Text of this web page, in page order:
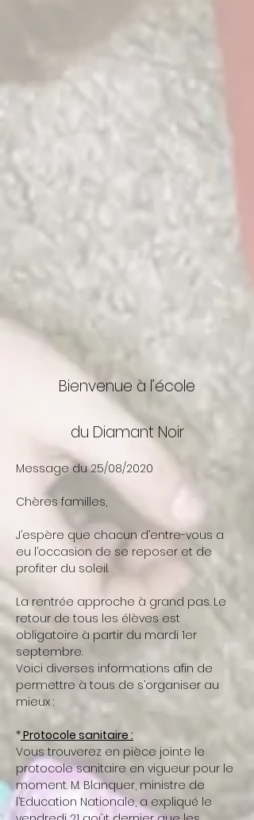
Bienvenue à l’école
du Diamant Noir
Message du 25/08/2020
Chères familles,
J’espère que chacun d’entre-vous a
eu l’occasion de se reposer et de
profiter du soleil.
La rentrée approche à grand pas. Le
retour de tous les élèves est
obligatoire à partir du mardi 1er
septembre.
Voici diverses informations afin de
permettre à tous de s’organiser au
mieux :
*Protocole sanitaire :
Vous trouverez en pièce jointe le
protocole sanitaire en vigueur pour le
moment. M. Blanquer, ministre de
l’Education Nationale, a expliqué le